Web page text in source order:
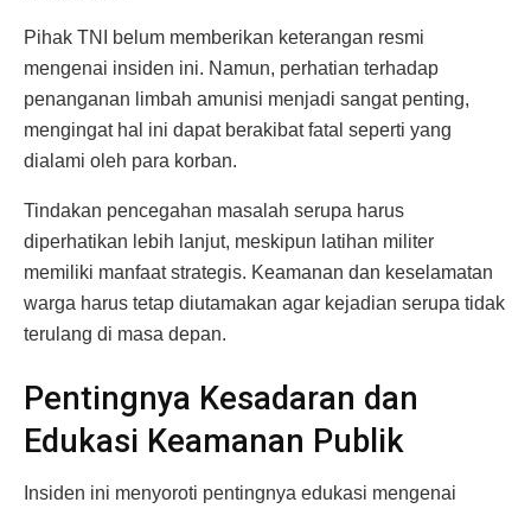
Pihak TNI belum memberikan keterangan resmi
mengenai insiden ini. Namun, perhatian terhadap
penanganan limbah amunisi menjadi sangat penting,
mengingat hal ini dapat berakibat fatal seperti yang
dialami oleh para korban.
Tindakan pencegahan masalah serupa harus
diperhatikan lebih lanjut, meskipun latihan militer
memiliki manfaat strategis. Keamanan dan keselamatan
warga harus tetap diutamakan agar kejadian serupa tidak
terulang di masa depan.
Pentingnya Kesadaran dan
Edukasi Keamanan Publik
Insiden ini menyoroti pentingnya edukasi mengenai